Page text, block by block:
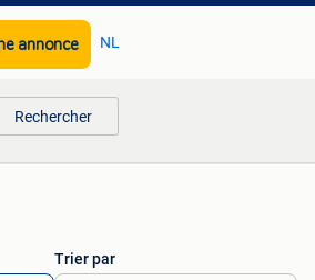
annonce NL
Rechercher
Trier par